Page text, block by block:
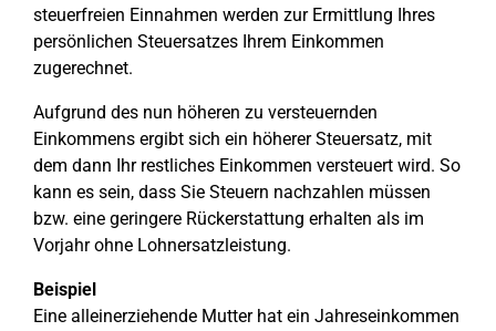
steuerfreien Einnahmen werden zur Ermittlung Ihres
persönlichen Steuersatzes Ihrem Einkommen
zugerechnet.
Aufgrund des nun höheren zu versteuernden
Einkommens ergibt sich ein höherer Steuersatz, mit
dem dann Ihr restliches Einkommen versteuert wird. So
kann es sein, dass Sie Steuern nachzahlen müssen
bzw. eine geringere Rückerstattung erhalten als im
Vorjahr ohne Lohnersatzleistung.
Beispiel
Eine alleinerziehende Mutter hat ein Jahreseinkommen